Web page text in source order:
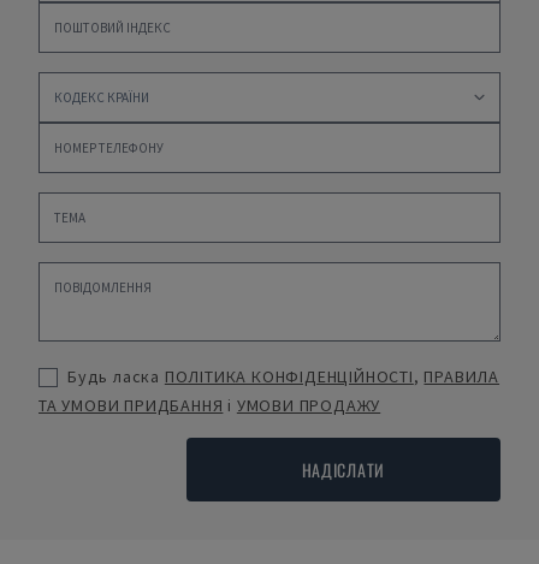
Будь ласка ПОЛІТИКА КОНФІДЕНЦІЙНОСТІ, ПРАВИЛА
ТА УМОВИ ПРИДБАННЯ і УМОВИ ПРОДАЖУ
НАДІСЛАТИ